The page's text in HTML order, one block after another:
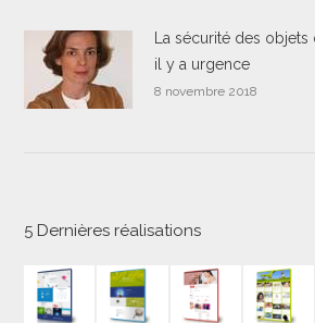
La sécurité des
il y a urgence
8 novembre 2018
5 Dernières réalisations